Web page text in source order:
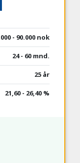
- 90.000 nok
24 - 60 mnd.
25 år
21,60 - 26,40 %